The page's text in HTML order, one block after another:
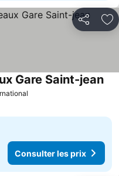
Partager
Gare Saint-jean
Consulter les prix